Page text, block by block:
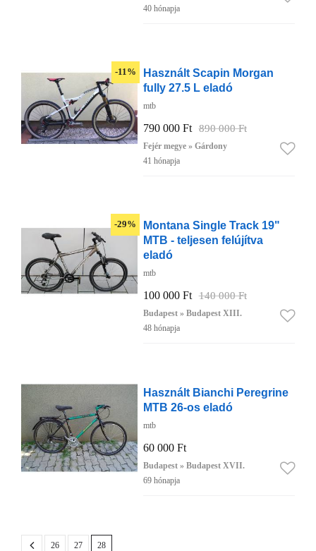
40 hónapja
-11%
Használt Scapin Morgan
fully 27.5 L eladó
mtb
790 000 Ft 890 000 Ft
Fejér megye » Gárdony
41 hónapja
-29%
Montana Single Track 19"
MTB - teljesen felújítva
eladó
mtb
100 000 Ft 140 000 Ft
Budapest » Budapest XIII.
48 hónapja
Használt Bianchi Peregrine
MTB 26-os eladó
mtb
60 000 Ft
Budapest » Budapest XVII.
69 hónapja
26 27 28